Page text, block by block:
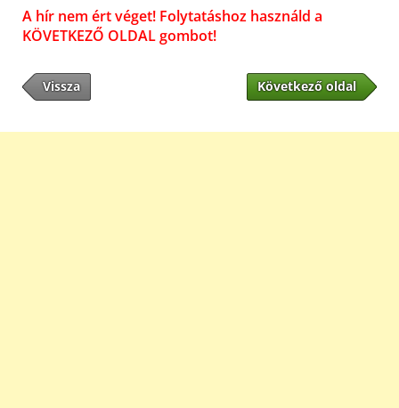
A hír nem ért véget! Folytatáshoz használd a
KÖVETKEZŐ OLDAL gombot!
Vissza Következő oldal